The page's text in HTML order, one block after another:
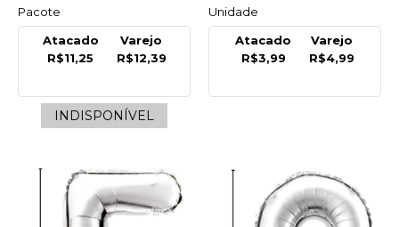
COMPARAR
LISTA DE DESEJO
R$12,39
Pacote
Atacado
R$11,25
Varejo
R$12,39
INDISPONÍVEL
Unidade
Atacado
R$3,99
Varejo
R$4,99